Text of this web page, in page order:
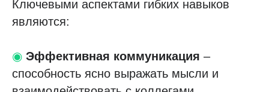
Ключевыми аспектами гибких навыков
являются:
◉ Эффективная коммуникация –
способность ясно выражать мысли и